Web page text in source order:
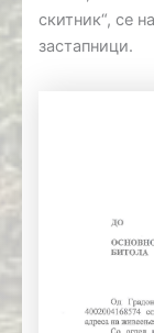
скитник“, се
застапници.